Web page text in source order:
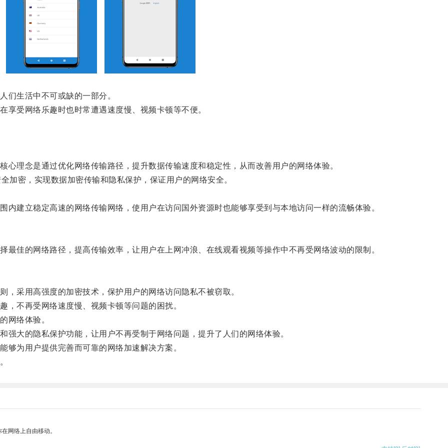
生活中不可或缺的一部分。
受网络乐趣时也时常遭遇速度慢、视频卡顿等不便。
念是通过优化网络传输路径，提升数据传输速度和稳定性，从而改善用户的网络体验。
密，实现数据加密传输和隐私保护，保证用户的网络安全。
立稳定高速的网络传输网络，使用户在访问国外资源时也能够享受到与本地访问一样的流畅体验。
的网络路径，提高传输效率，让用户在上网冲浪、在线观看视频等操作中不再受网络波动的限制。
采用高强度的加密技术，保护用户的网络访问隐私不被窃取。
不再受网络速度慢、视频卡顿等问题的困扰。
络体验。
的隐私保护功能，让用户不再受制于网络问题，提升了人们的网络体验。
为用户提供完善而可靠的网络加速解决方案。
网络上自由移动。